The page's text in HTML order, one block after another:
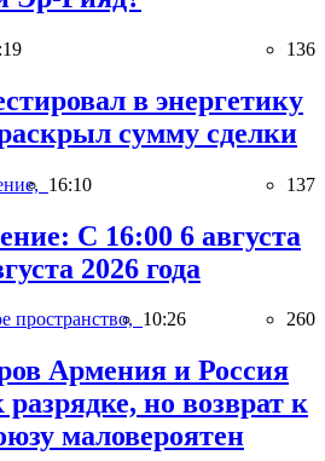
136
в энергетику
сумму сделки
16:10 137
С 16:00 6 августа
2026 года
пространство, 10:26 260
Армения и Россия
но возврат к
маловероятен